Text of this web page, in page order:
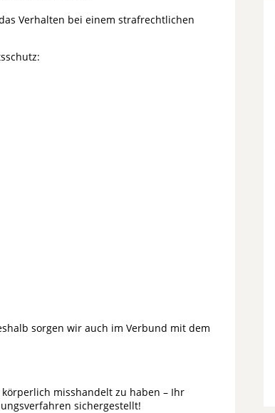
Verhalten bei einem strafrechtlichen
sorgen wir auch im Verbund mit dem
misshandelt zu haben – Ihr
sichergestellt!